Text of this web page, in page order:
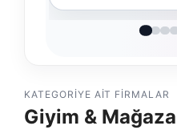
KATEGORIYE AIT FIRMALAR
Giyim &